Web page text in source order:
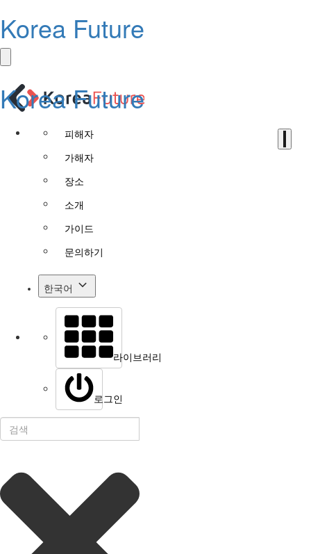
Korea Future
Korea Future
피해자
가해자
장소
소개
가이드
문의하기
한국어
라이브러리
로그인